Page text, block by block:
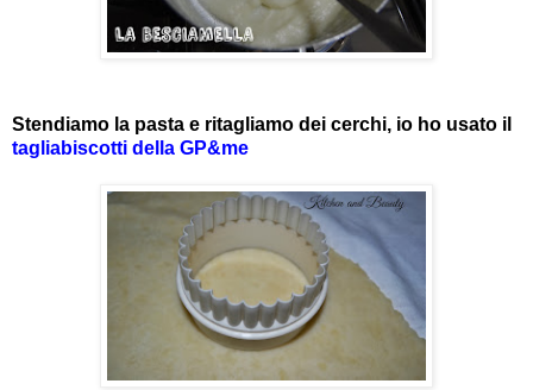
Stendiamo la pasta e ritagliamo dei cerchi, io ho usato il
tagliabiscotti della GP&me